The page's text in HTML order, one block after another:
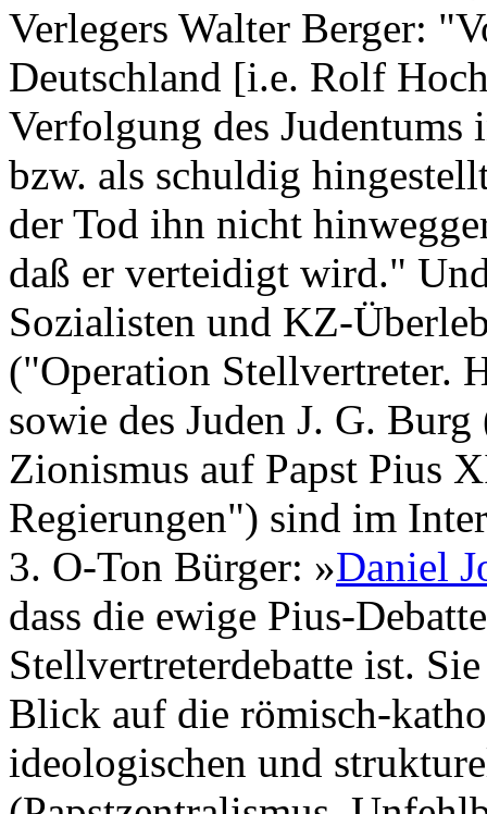
Verlegers Walter Berger:
Deutschland [i.e. Rolf
Verfolgung des
bzw. als schuldig
der Tod ihn nicht
daß er verteidigt wird."
Sozialisten und KZ-
("Operation Stellvertreter.
sowie des Juden J. G.
Zionismus auf Papst Pius
Regierungen") sind im
3. O-Ton Bürger: »Daniel
dass die ewige Pius-
Stellvertreterdebatte ist.
Blick auf die römisch-
ideologischen und